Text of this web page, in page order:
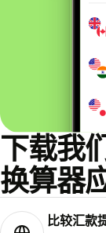
下载我
换算器
比较汇款